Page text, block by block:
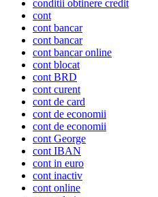
conditii obtinere credit
cont
cont bancar
cont bancar
cont bancar online
cont blocat
cont BRD
cont curent
cont de card
cont de economii
cont de economii
cont George
cont IBAN
cont in euro
cont inactiv
cont online